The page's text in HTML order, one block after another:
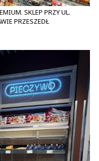
SKLEP PRZY UL.
PRZESZEDŁ